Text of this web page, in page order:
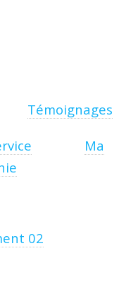
Témoignages
Ma
02